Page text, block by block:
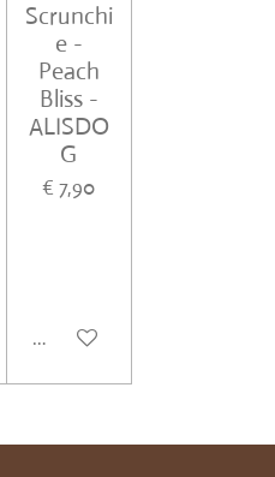
Scrunchi
e -
Peach
Bliss -
ALISDO
G
€ 7,90
In winkelwagen